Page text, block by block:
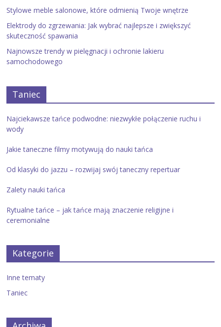
Stylowe meble salonowe, które odmienią Twoje wnętrze
Elektrody do zgrzewania: Jak wybrać najlepsze i zwiększyć
skuteczność spawania
Najnowsze trendy w pielęgnacji i ochronie lakieru
samochodowego
Taniec
Najciekawsze tańce podwodne: niezwykłe połączenie ruchu i
wody
Jakie taneczne filmy motywują do nauki tańca
Od klasyki do jazzu – rozwijaj swój taneczny repertuar
Zalety nauki tańca
Rytualne tańce – jak tańce mają znaczenie religijne i
ceremonialne
Kategorie
Inne tematy
Taniec